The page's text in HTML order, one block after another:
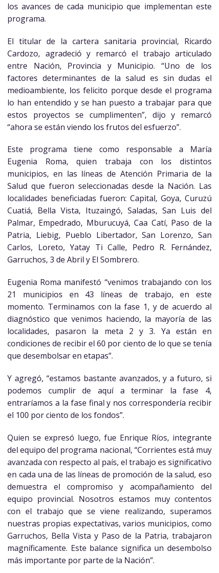
los avances de cada municipio que implementan este
programa.
El titular de la cartera sanitaria provincial, Ricardo
Cardozo, agradeció y remarcó el trabajo articulado
entre Nación, Provincia y Municipio. “Uno de los
factores determinantes de la salud es sin dudas el
medioambiente, los felicito porque desde el programa
lo han entendido y se han puesto a trabajar para que
estos proyectos se cumplimenten”, dijo y remarcó
“ahora se están viendo los frutos del esfuerzo”.
Este programa tiene como responsable a María
Eugenia Roma, quien trabaja con los distintos
municipios, en las líneas de Atención Primaria de la
Salud que fueron seleccionadas desde la Nación. Las
localidades beneficiadas fueron: Capital, Goya, Curuzú
Cuatiá, Bella Vista, Ituzaingó, Saladas, San Luis del
Palmar, Empedrado, Mburucuyá, Caa Catí, Paso de la
Patria, Liebig, Pueblo Libertador, San Lorenzo, San
Carlos, Loreto, Yatay Ti Calle, Pedro R. Fernández,
Garruchos, 3 de Abril y El Sombrero.
Eugenia Roma manifestó “venimos trabajando con los
21 municipios en 43 líneas de trabajo, en este
momento. Terminamos con la fase 1, y de acuerdo al
diagnóstico que venimos haciendo, la mayoría de las
localidades, pasaron la meta 2 y 3. Ya están en
condiciones de recibir el 60 por ciento de lo que se tenía
que desembolsar en etapas”.
Y agregó, “estamos bastante avanzados, y a futuro, si
podemos cumplir de aquí a terminar la fase 4,
entraríamos a la fase final y nos correspondería recibir
el 100 por ciento de los fondos”.
Quien se expresó luego, fue Enrique Ríos, integrante
del equipo del programa nacional, “Corrientes está muy
avanzada con respecto al país, el trabajo es significativo
en cada una de las líneas de promoción de la salud, eso
demuestra el compromiso y acompañamiento del
equipo provincial. Nosotros estamos muy contentos
con el trabajo que se viene realizando, superamos
nuestras propias expectativas, varios municipios, como
Garruchos, Bella Vista y Paso de la Patria, trabajaron
magníficamente. Este balance significa un desembolso
más importante por parte de la Nación”.